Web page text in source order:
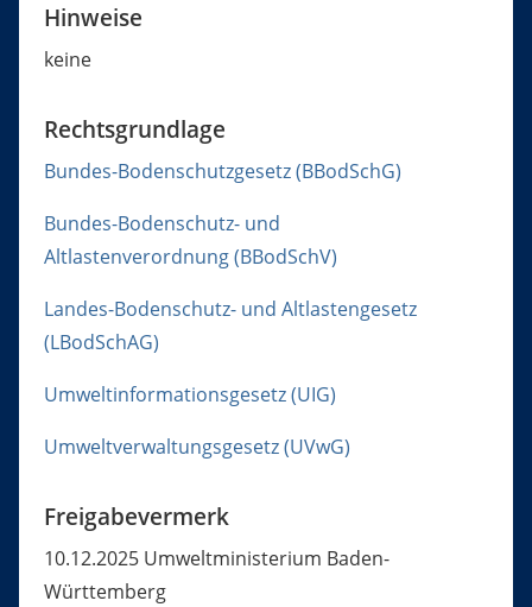
Hinweise
keine
Rechtsgrundlage
Bundes-Bodenschutzgesetz (BBodSchG)
Bundes-Bodenschutz- und
Altlastenverordnung (BBodSchV)
Landes-Bodenschutz- und Altlastengesetz
(LBodSchAG)
Umweltinformationsgesetz (UIG)
Umweltverwaltungsgesetz (UVwG)
Freigabevermerk
10.12.2025 Umweltministerium Baden-
Württemberg